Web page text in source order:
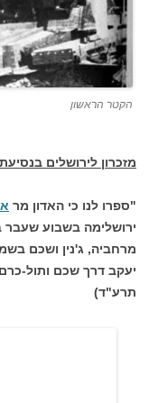
הקטר הראשון
מזכרון לירושלים
"ספרו לנו כי האדון מר
ירושלימה בשבוע שעבר
מרחביה, ג'נין ושכם
יעקב דרך שכם ותול-
תרע"ד)